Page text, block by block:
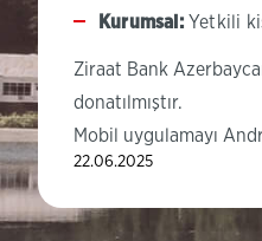
Kurumsal: Yetkili
Ziraat Bank
donatılmıştır.
Mobil uygulamayı
22.06.2025